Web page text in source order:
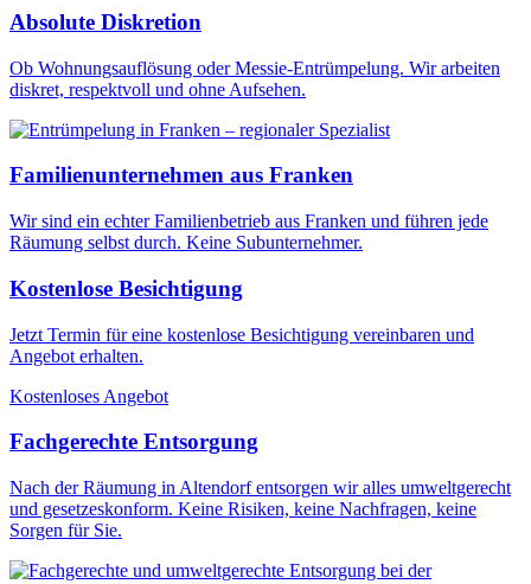
Absolute Diskretion
Ob Wohnungsauflösung oder Messie-Entrümpelung. Wir arbeiten
diskret, respektvoll und ohne Aufsehen.
Familienunternehmen aus Franken
Wir sind ein echter Familienbetrieb aus Franken und führen jede
Räumung selbst durch. Keine Subunternehmer.
Kostenlose Besichtigung
Jetzt Termin für eine kostenlose Besichtigung vereinbaren und
Angebot erhalten.
Kostenloses Angebot
Fachgerechte Entsorgung
Nach der Räumung in Altendorf entsorgen wir alles umweltgerecht
und gesetzeskonform. Keine Risiken, keine Nachfragen, keine
Sorgen für Sie.